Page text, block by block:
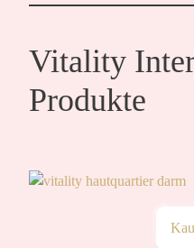
Vitality
Produkte